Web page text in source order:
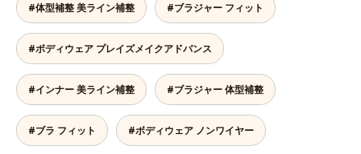
#体型補整 美ライン補整 #ブラジャー フィット
#ボディウェア プレイズメイクアドバンス
#インナー 美ライン補整 #ブラジャー 体型補整
#ブラ フィット #ボディウェア ノンワイヤー